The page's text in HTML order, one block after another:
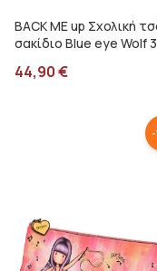
BACK ME up Σχολική
σακίδιο Blue eye Wolf
44,90€
-